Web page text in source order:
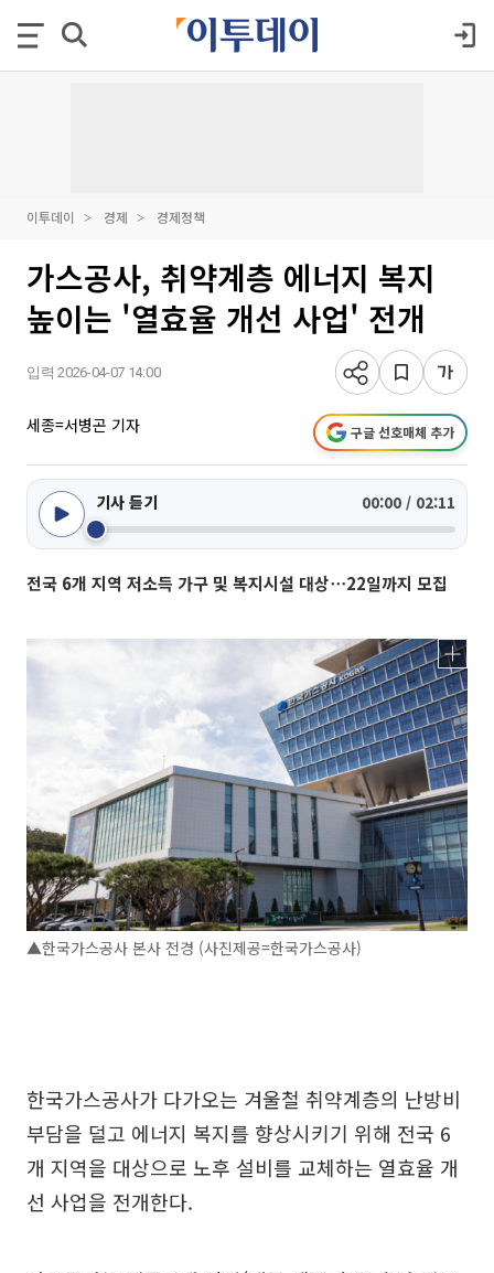
이투데이 경제 경제정책
가스공사, 취약계층 에너지 복지
높이는 '열효율 개선 사업' 전개
입력 2026-04-07 14:00
세종=서병곤 기자 구글 선호매체 추가
기사 듣기 00:00 / 02:11
전국 6개 지역 저소득 가구 및 복지시설 대상⋯22일까지 모집
▲한국가스공사 본사 전경 (사진제공=한국가스공사)
한국가스공사가 다가오는 겨울철 취약계층의 난방비
부담을 덜고 에너지 복지를 향상시키기 위해 전국 6
개 지역을 대상으로 노후 설비를 교체하는 열효율 개
선 사업을 전개한다.